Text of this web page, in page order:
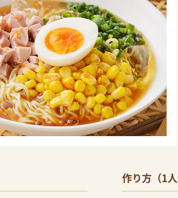
作り方（1人